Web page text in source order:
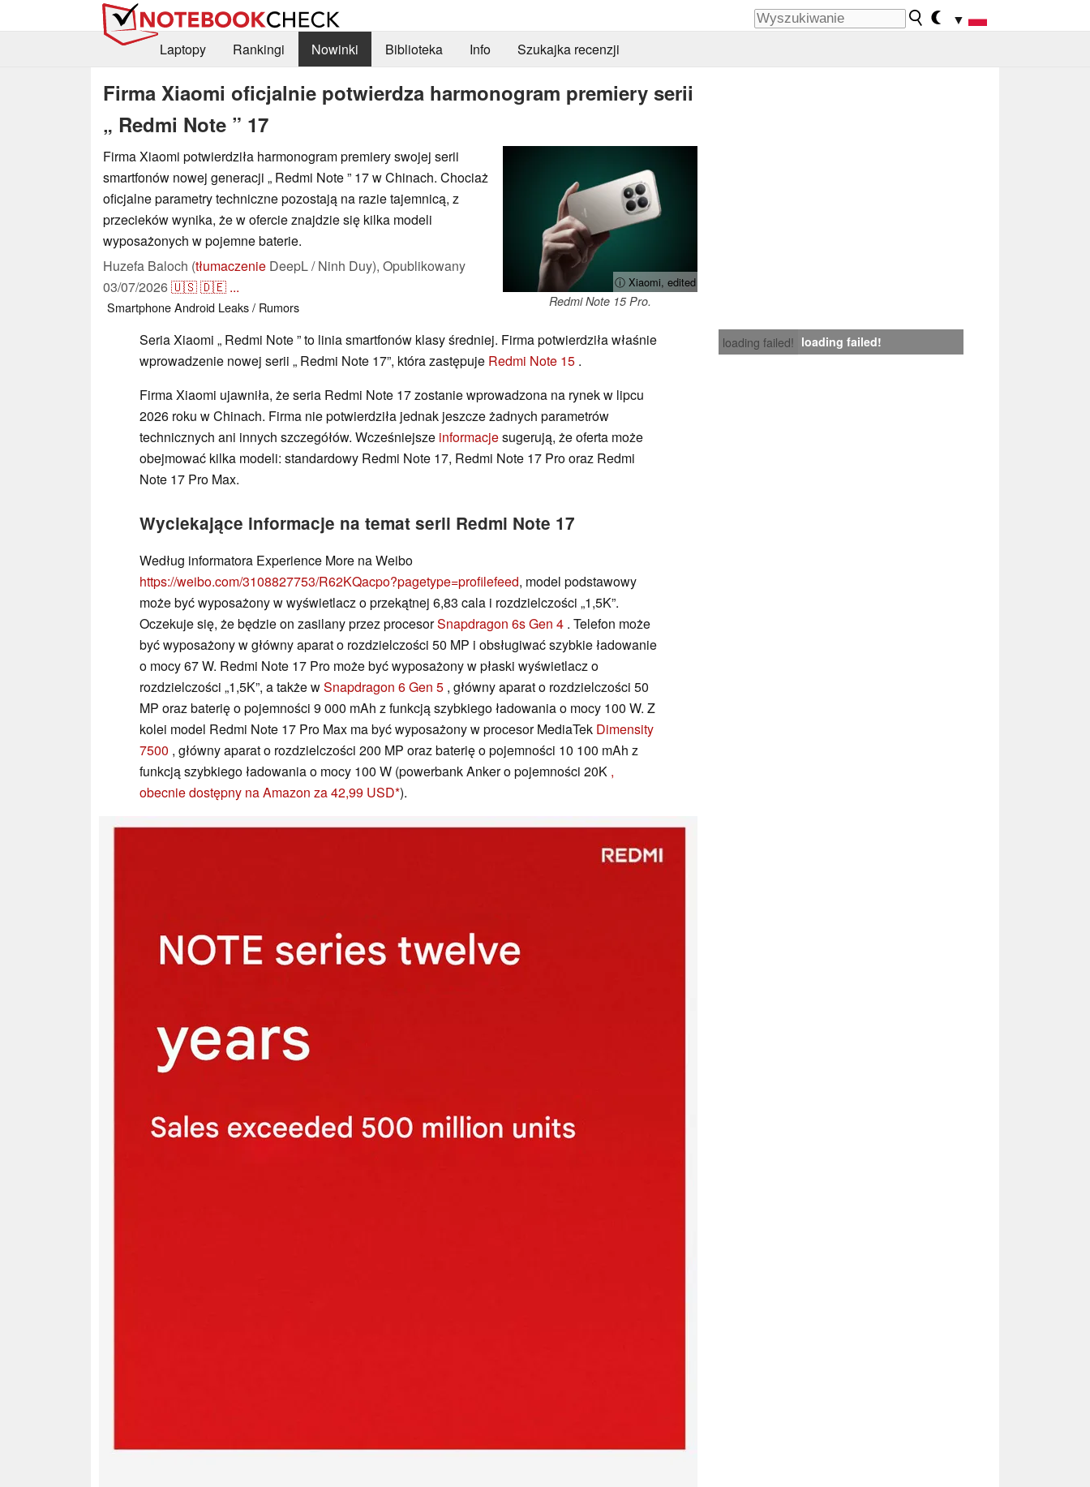
▼
Laptopy
Rankingi Nowinki Biblioteka Info Szukajka recenzji
Firma Xiaomi oficjalnie potwierdza harmonogram premiery serii
„ Redmi Note ” 17
ⓘ Xiaomi, edited
Redmi Note 15 Pro.
Firma Xiaomi potwierdziła harmonogram premiery swojej serii
smartfonów nowej generacji „ Redmi Note ” 17 w Chinach. Chociaż
oficjalne parametry techniczne pozostają na razie tajemnicą, z
przecieków wynika, że w ofercie znajdzie się kilka modeli
wyposażonych w pojemne baterie.
Huzefa Baloch (tłumaczenie DeepL / Ninh Duy), Opublikowany
03/07/2026🇺🇸🇩🇪 ...
SmartphoneAndroid Leaks / Rumors
loading failed! loading failed!
Seria Xiaomi „ Redmi Note ” to linia smartfonów klasy średniej. Firma potwierdziła właśnie
wprowadzenie nowej serii „ Redmi Note 17”, która zastępuje Redmi Note 15 .
Firma Xiaomi ujawniła, że seria Redmi Note 17 zostanie wprowadzona na rynek w lipcu
2026 roku w Chinach. Firma nie potwierdziła jednak jeszcze żadnych parametrów
technicznych ani innych szczegółów. Wcześniejsze informacjesugerują, że oferta może
obejmować kilka modeli: standardowy Redmi Note 17, Redmi Note 17 Pro oraz Redmi
Note 17 Pro Max.
Wyciekające informacje na temat serii Redmi Note 17
Według informatora Experience More na Weibo
https://weibo.com/3108827753/R62KQacpo?pagetype=profilefeed, model podstawowy
może być wyposażony w wyświetlacz o przekątnej 6,83 cala i rozdzielczości „1,5K”.
Oczekuje się, że będzie on zasilany przez procesorSnapdragon 6s Gen 4 . Telefon może
być wyposażony w główny aparat o rozdzielczości 50 MP i obsługiwać szybkie ładowanie
o mocy 67 W. Redmi Note 17 Pro może być wyposażony w płaski wyświetlacz o
rozdzielczości „1,5K”, a także wSnapdragon 6 Gen 5 , główny aparat o rozdzielczości 50
MP oraz baterię o pojemności 9 000 mAh z funkcją szybkiego ładowania o mocy 100 W. Z
kolei model Redmi Note 17 Pro Max ma być wyposażony w procesor MediaTek Dimensity
7500 , główny aparat o rozdzielczości 200 MP oraz baterię o pojemności 10 100 mAh z
funkcją szybkiego ładowania o mocy 100 W (powerbank Anker o pojemności 20K ,
obecnie dostępny na Amazon za 42,99 USD ).